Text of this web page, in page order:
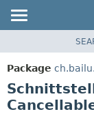
PACKAGE
KLASSE
BAUM
Package